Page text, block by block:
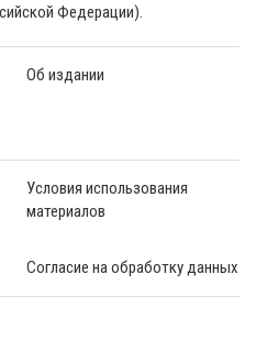
Федерации).
Об издании
Условия использования
материалов
Согласие на обработку данных